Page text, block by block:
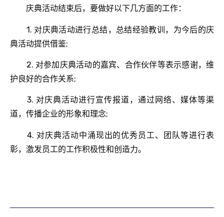
庆典活动结束后，要做好以下几方面的工作：
1. 对庆典活动进行总结，总结经验教训，为今后的庆
典活动提供借鉴;
2. 对参加庆典活动的嘉宾、合作伙伴等表示感谢，维
护良好的合作关系;
3. 对庆典活动进行宣传报道，通过网络、媒体等渠
道，传播企业的形象和理念;
4. 对庆典活动中涌现出的优秀员工、团队等进行表
彰，激发员工的工作积极性和创造力。